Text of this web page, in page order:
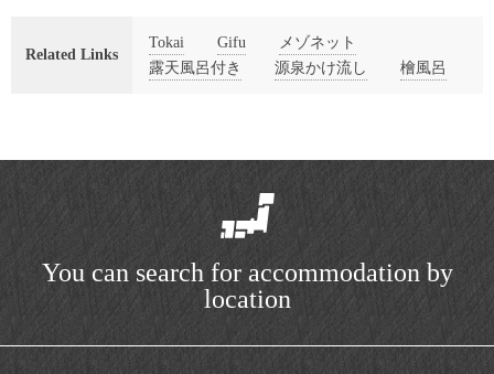
Related Links
Tokai Gifu
メゾネット
露天風呂付き
源泉かけ流し 檜風呂
You can search for accommodation by
location